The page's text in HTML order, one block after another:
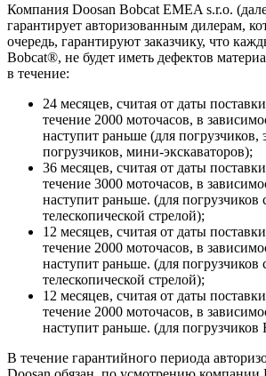
Компания Doosan Bobcat EMEA s.r.o.
гарантирует авторизованным дилерам,
очередь, гарантируют заказчику, что
Bobcat®, не будет иметь дефектов
в течение:
24 месяцев, считая от даты
течение 2000 моточасов, в
наступит раньше (для погрузчиков,
погрузчиков, мини-экскаваторов);
36 месяцев, считая от даты
течение 3000 моточасов, в
наступит раньше. (для погрузчиков
телескопической стрелой);
12 месяцев, считая от даты
течение 2000 моточасов, в
наступит раньше. (для погрузчиков
телескопической стрелой);
12 месяцев, считая от даты
течение 2000 моточасов, в
наступит раньше. (для погрузчиков
В течение гарантийного периода